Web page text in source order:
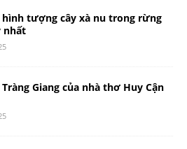
hình tượng cây xà nu trong rừng
nhất
Giang của nhà thơ Huy Cận